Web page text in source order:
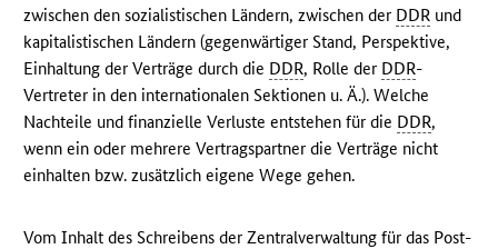
zwischen den sozialistischen Ländern, zwischen der DDR und
kapitalistischen Ländern (gegenwärtiger Stand, Perspektive,
Einhaltung der Verträge durch die DDR, Rolle der DDR-
Vertreter in den internationalen Sektionen u. Ä.). Welche
Nachteile und finanzielle Verluste entstehen für die DDR,
wenn ein oder mehrere Vertragspartner die Verträge nicht
einhalten bzw. zusätzlich eigene Wege gehen.
Vom Inhalt des Schreibens der Zentralverwaltung für das Post-